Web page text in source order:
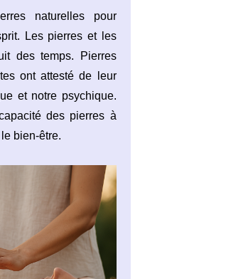
naturelles pour
Les pierres et les
des temps. Pierres
ont attesté de leur
et notre psychique.
des pierres à
bien-être.